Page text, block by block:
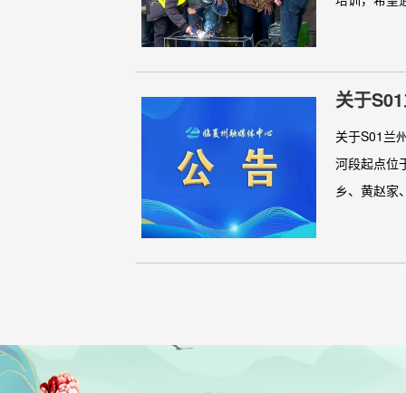
关于
关于S01兰
河段起点位
乡、黄赵家